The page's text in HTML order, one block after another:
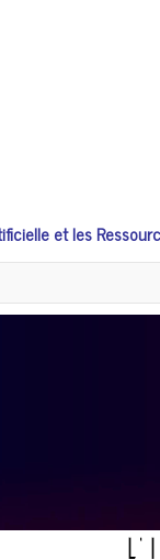
et les